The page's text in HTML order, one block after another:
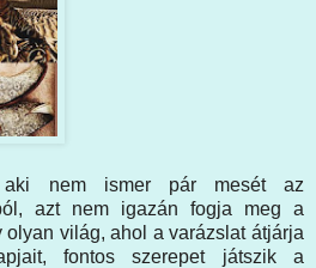
aki nem ismer pár mesét az
azt nem igazán fogja meg a
olyan világ, ahol a varázslat átjárja
fontos szerepet játszik a